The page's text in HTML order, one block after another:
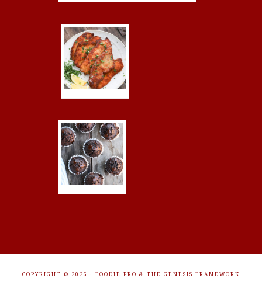
COPYRIGHT © 2026 · FOODIE PRO & THE GENESIS FRAMEWORK